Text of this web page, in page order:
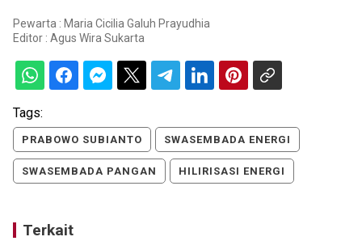
Pewarta : Maria Cicilia Galuh Prayudhia
Editor : Agus Wira Sukarta
Tags:
PRABOWO SUBIANTO SWASEMBADA ENERGI
SWASEMBADA PANGAN HILIRISASI ENERGI
Terkait